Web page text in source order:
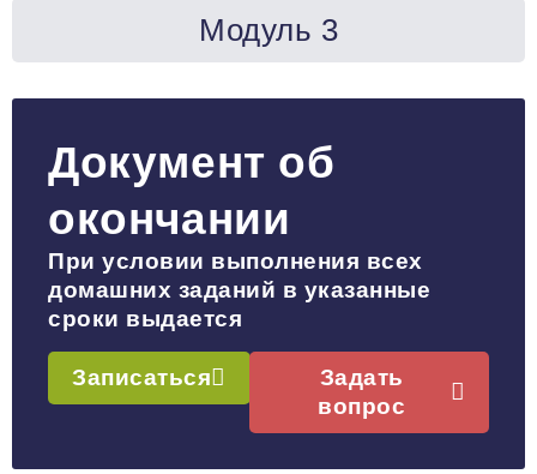
Модуль 3
Документ об
окончании
При условии выполнения всех
домашних заданий в указанные
сроки выдается
Записаться
Задать
вопрос